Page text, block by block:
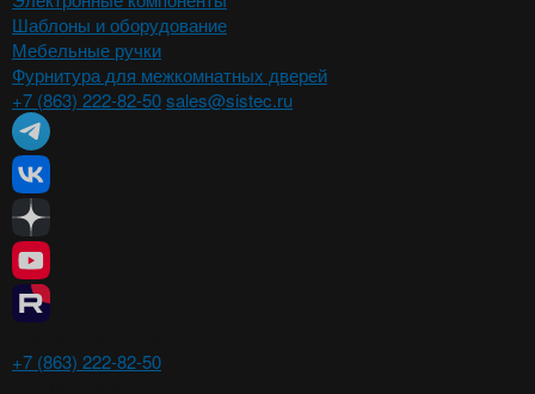
Шаблоны и оборудование
Мебельные ручки
Фурнитура для межкомнатных дверей
+7 (863) 222-82-50sales@sistec.ru
+7 (863) 222-82-50